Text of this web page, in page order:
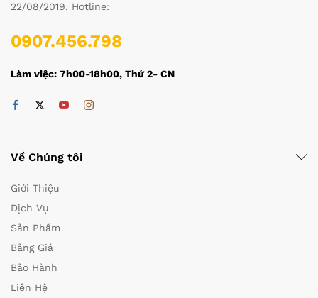
22/08/2019. Hotline:
0907.456.798
Làm việc: 7h00-18h00, Thứ 2- CN
Về Chúng tôi
Giới Thiệu
Dịch Vụ
Sản Phẩm
Bảng Giá
Bảo Hành
Liên Hệ